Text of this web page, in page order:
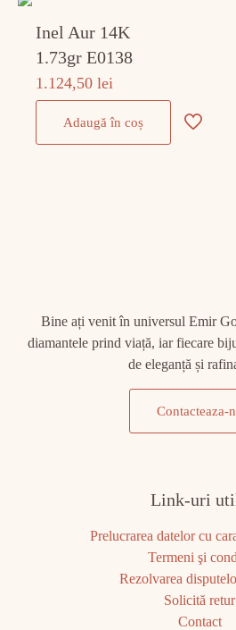
Inel Aur 14K
1.73gr E0138
1.124,50lei
Adaugă în coș
Bine ați venit în universul Emir
diamantele prind viață, iar fiecare
de eleganță și
Contacteaza-
Link-uri
Prelucrarea datelor cu
Termeni şi
Rezolvarea
Solicită retur
Contact